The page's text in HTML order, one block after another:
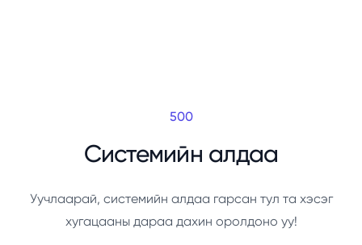
500
Системийн алдаа
Уучлаарай, системийн алдаа гарсан тул та хэсэг
хугацааны дараа дахин оролдоно уу!